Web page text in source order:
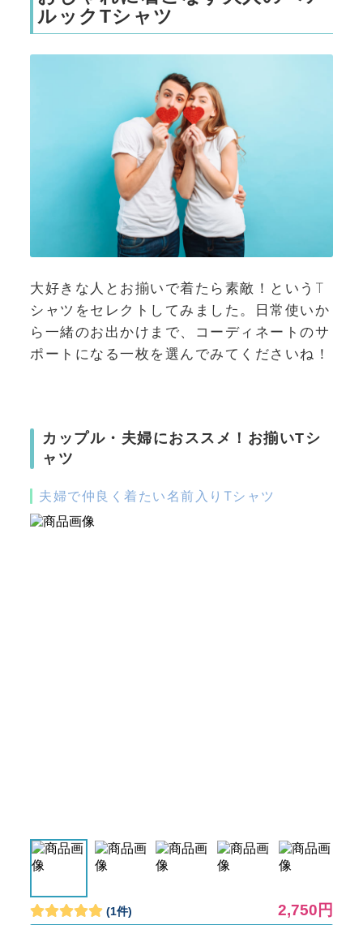
ルックTシャツ
大好きな人とお揃いで着たら素敵！というT
シャツをセレクトしてみました。日常使いか
ら一緒のお出かけまで、コーディネートのサ
ポートになる一枚を選んでみてくださいね！
カップル・夫婦におススメ！お揃いTシ
ャツ
夫婦で仲良く着たい名前入りTシャツ